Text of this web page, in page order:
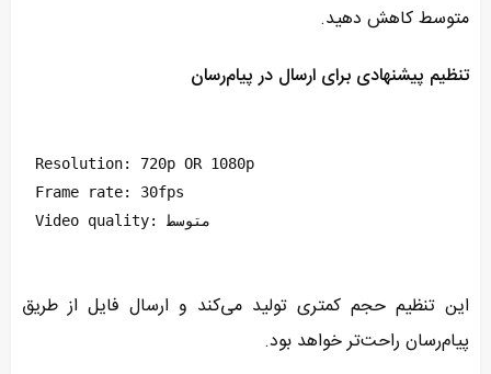
متوسط کاهش دهید.
تنظیم پیشنهادی برای ارسال در پیام‌رسان
Resolution: 720p OR 1080p
Frame rate: 30fps
Video quality: متوسط
این تنظیم حجم کمتری تولید می‌کند و ارسال فایل از طریق
پیام‌رسان راحت‌تر خواهد بود.